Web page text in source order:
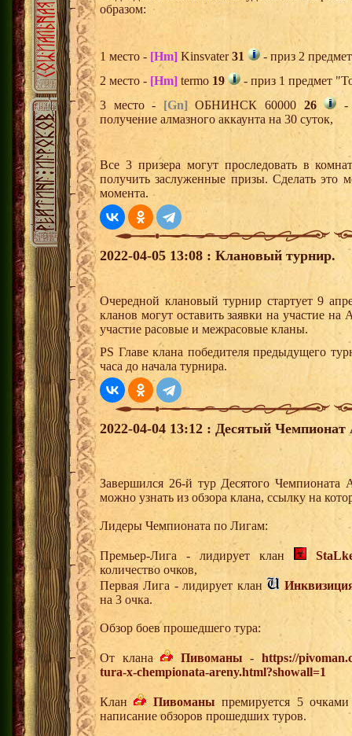
образом:
1 место - [Hm] Kinsvater31
- приз 2
2 место - [Hm] termo 19
- приз 1 предмет
3 место - [Gn] ОБНИНСК 60000 26
-
получение алмазного аккаунта на 30 суток,
Все 3 призера могут проследовать в
получить заслуженные призы. Сделать это
момента.
2022-04-05 13:08 : Клановый турнир.
Очередной клановый турнир стартует 9
кланов могут оставить заявки на участие
участие расовые и межрасовые кланы.
PS Главе клана победителя предыдущего
часа до начала турнира.
2022-04-04 13:12 : Десятый
Завершился 26-й тур Десятого
можно узнать из обзора клана, ссылку на
Лидеры Чемпионата по Лигам:
Премьер-Лига - лидирует клан
количество очков,
Первая Лига - лидирует клан
на 3 очка.
Обзор боев прошедшего тура:
От клана Пивоманы -https://
tura-x-chempionata-areny.html?showall=1
Клан Пивоманы премируется 5
написание обзоров прошедших туров.